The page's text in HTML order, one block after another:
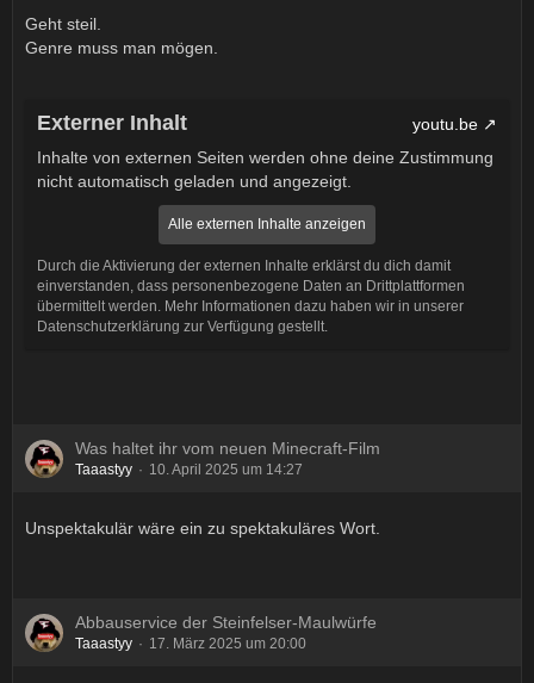
Geht steil.
Genre muss man mögen.
Externer Inhalt
youtu.be
Inhalte von externen Seiten werden ohne deine Zustimmung
nicht automatisch geladen und angezeigt.
Alle externen Inhalte anzeigen
Durch die Aktivierung der externen Inhalte erklärst du dich damit
einverstanden, dass personenbezogene Daten an Drittplattformen
übermittelt werden. Mehr Informationen dazu haben wir in unserer
Datenschutzerklärung zur Verfügung gestellt.
Was haltet ihr vom neuen Minecraft-Film
Taaastyy 10. April 2025 um 14:27
Unspektakulär wäre ein zu spektakuläres Wort.
Abbauservice der Steinfelser-Maulwürfe
Taaastyy 17. März 2025 um 20:00